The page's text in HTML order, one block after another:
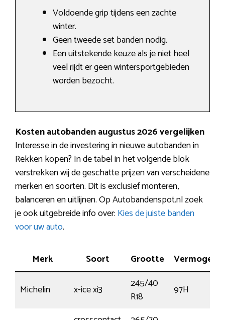
Voldoende grip tijdens een zachte
winter.
Geen tweede set banden nodig.
Een uitstekende keuze als je niet heel
veel rijdt er geen wintersportgebieden
worden bezocht.
Kosten autobanden augustus 2026 vergelijken
Interesse in de investering in nieuwe autobanden in
Rekken kopen? In de tabel in het volgende blok
verstrekken wij de geschatte prijzen van verscheidene
merken en soorten. Dit is exclusief monteren,
balanceren en uitlijnen. Op Autobandenspot.nl zoek
je ook uitgebreide info over: Kies de juiste banden
voor uw auto.
Merk Soort Grootte Vermogen
Michelin x-ice xi3
245/40
R18
97H